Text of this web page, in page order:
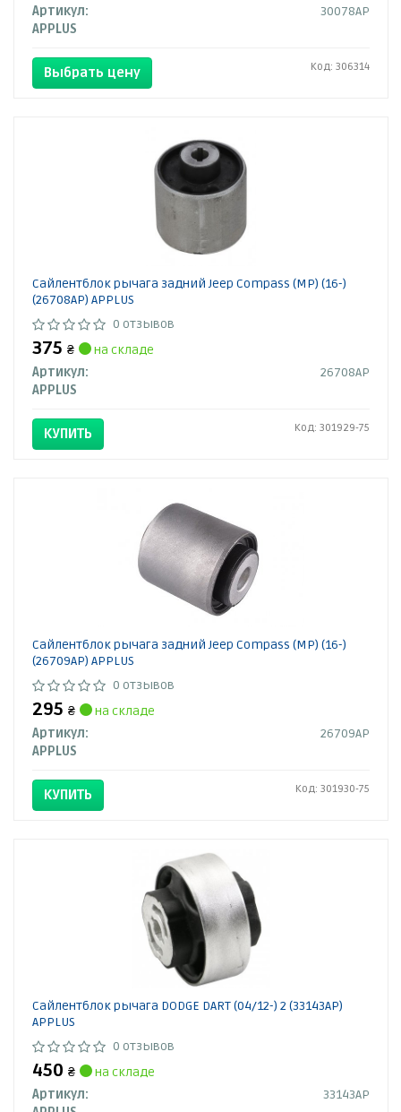
Артикул:
30078AP
APPLUS
Выбрать цену Код: 306314
Сайлентблок рычага задний Jeep Compass (MP) (16-)
(26708AP) APPLUS
0 отзывов
375 ₴
на складе
Артикул:
26708AP
APPLUS
КУПИТЬ Код: 301929-75
Сайлентблок рычага задний Jeep Compass (MP) (16-)
(26709AP) APPLUS
0 отзывов
295 ₴
на складе
Артикул:
26709AP
APPLUS
КУПИТЬ Код: 301930-75
Сайлентблок рычага DODGE DART (04/12-) 2 (33143AP)
APPLUS
0 отзывов
450 ₴
на складе
Артикул:
33143AP